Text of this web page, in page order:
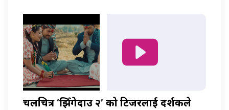
चलचित्र ‘झिँगेदाउ २’ को टिजरलाई दर्शकले